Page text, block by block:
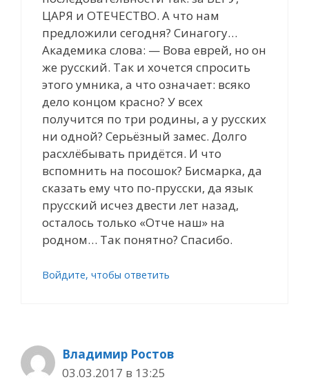
ЦАРЯ и ОТЕЧЕСТВО. А что нам
предложили сегодня? Синагогу…
Академика слова: — Вова еврей, но он
же русский. Так и хочется спросить
этого умника, а что означает: всяко
дело концом красно? У всех
получится по три родины, а у русских
ни одной? Серьёзный замес. Долго
расхлёбывать придётся. И что
вспомнить на посошок? Бисмарка, да
сказать ему что по-прусски, да язык
прусский исчез двести лет назад,
осталось только «Отче наш» на
родном… Так понятно? Спасибо.
Войдите, чтобы ответить
Владимир Ростов
03.03.2017 в 13:25